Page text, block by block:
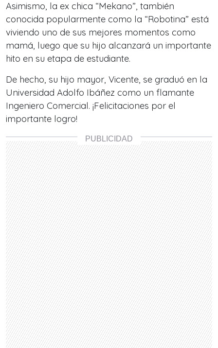
Asimismo, la ex chica “Mekano”, también
conocida popularmente como la “Robotina” está
viviendo uno de sus mejores momentos como
mamá, luego que su hijo alcanzará un importante
hito en su etapa de estudiante.
De hecho, su hijo mayor, Vicente, se graduó en la
Universidad Adolfo Ibáñez como un flamante
Ingeniero Comercial. ¡Felicitaciones por el
importante logro!